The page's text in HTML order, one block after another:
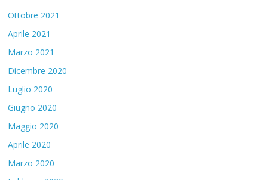
Ottobre 2021
Aprile 2021
Marzo 2021
Dicembre 2020
Luglio 2020
Giugno 2020
Maggio 2020
Aprile 2020
Marzo 2020